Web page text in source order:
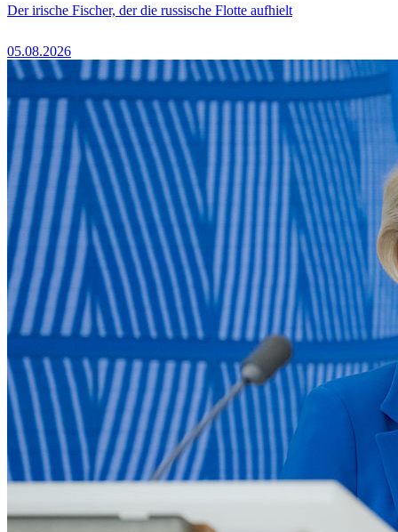
Der irische Fischer, der die russische Flotte aufhielt
05.08.2026